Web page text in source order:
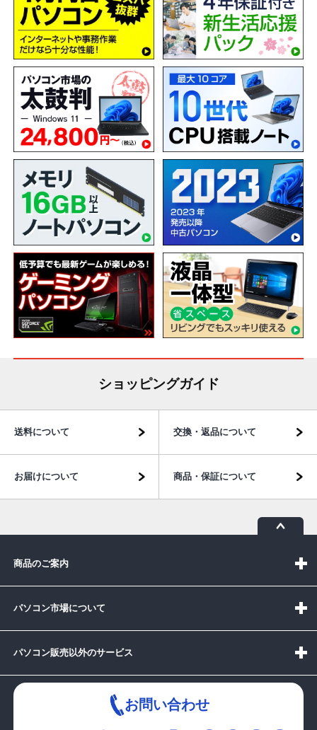
ショッピングガイド
送料について 交換・返品について
お届けについて 商品・保証について
商品のご案内
パソコン市場について
パソコン販売以外のサービス
お問い合わせ